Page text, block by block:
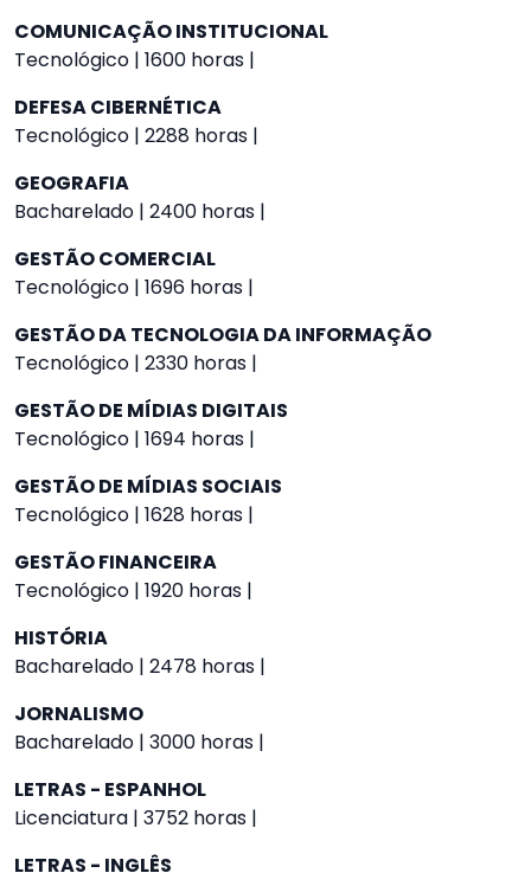
COMUNICAÇÃO INSTITUCIONAL
Tecnológico | 1600 horas |
DEFESA CIBERNÉTICA
Tecnológico | 2288 horas |
GEOGRAFIA
Bacharelado | 2400 horas |
GESTÃO COMERCIAL
Tecnológico | 1696 horas |
GESTÃO DA TECNOLOGIA DA INFORMAÇÃO
Tecnológico | 2330 horas |
GESTÃO DE MÍDIAS DIGITAIS
Tecnológico | 1694 horas |
GESTÃO DE MÍDIAS SOCIAIS
Tecnológico | 1628 horas |
GESTÃO FINANCEIRA
Tecnológico | 1920 horas |
HISTÓRIA
Bacharelado | 2478 horas |
JORNALISMO
Bacharelado | 3000 horas |
LETRAS - ESPANHOL
Licenciatura | 3752 horas |
LETRAS - INGLÊS